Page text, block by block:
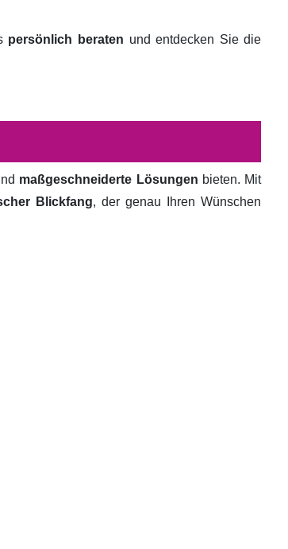
persönlich beraten und entdecken Sie die
maßgeschneiderte Lösungen bieten. Mit
Blickfang, der genau Ihren Wünschen